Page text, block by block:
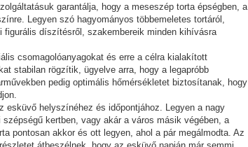
garantálja, hogy a meseszép torta épségben, a
Legyen szó hagyományos többemeletes tortáról,
figurális díszítésről, szakembereik minden kihívásra
csomagolóanyagokat és erre a célra kialakított
stabilan rögzítik, ügyelve arra, hogy a legapróbb
pedig optimális hőmérsékletet biztosítanak, hogy
esküvő helyszínéhez és időpontjához. Legyen a nagy
kertben, vagy akár a város másik végében, a
pontosan akkor és ott legyen, ahol a pár megálmodta. Az